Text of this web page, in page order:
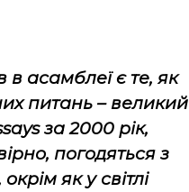
асамблеї є те, як
питань – великий
за 2000 рік,
погодяться з
як у світлі